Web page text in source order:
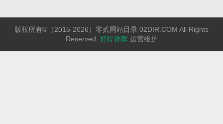
版权所有©（2015-2026）零贰网站目录 02DIR.COM All Rights
Reserved. 好焊孙辉 运营维护